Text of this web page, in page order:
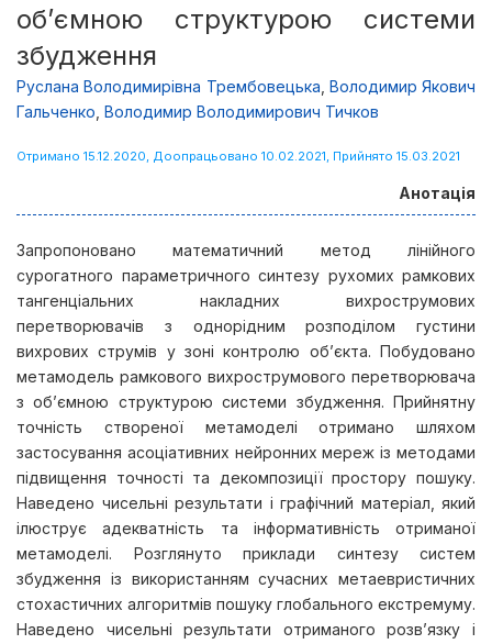
об’ємною структурою системи
збудження
Руслана Володимирівна Трембовецька Володимир Якович
Гальченко Володимир Володимирович Тичков
Отримано 15.12.2020, Доопрацьовано 10.02.2021, Прийнято 15.03.2021
Анотація
Запропоновано математичний метод лінійного
сурогатного параметричного синтезу рухомих рамкових
тангенціальних накладних вихрострумових
перетворювачів з однорідним розподілом густини
вихрових струмів у зоні контролю об’єкта. Побудовано
метамодель рамкового вихрострумового перетворювача
з об’ємною структурою системи збудження. Прийнятну
точність створеної метамоделі отримано шляхом
застосування асоціативних нейронних мереж із методами
підвищення точності та декомпозиції простору пошуку.
Наведено чисельні результати і графічний матеріал, який
ілюструє адекватність та інформативність отриманої
метамоделі. Розглянуто приклади синтезу систем
збудження із використанням сучасних метаевристичних
стохастичних алгоритмів пошуку глобального екстремуму.
Наведено чисельні результати отриманого розв’язку і